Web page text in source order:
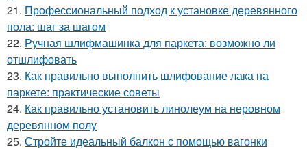
21. Профессиональный подход к установке деревянного
пола: шаг за шагом
22. Ручная шлифмашинка для паркета: возможно ли
отшлифовать
23. Как правильно выполнить шлифование лака на
паркете: практические советы
24. Как правильно установить линолеум на неровном
деревянном полу
25. Стройте идеальный балкон с помощью вагонки